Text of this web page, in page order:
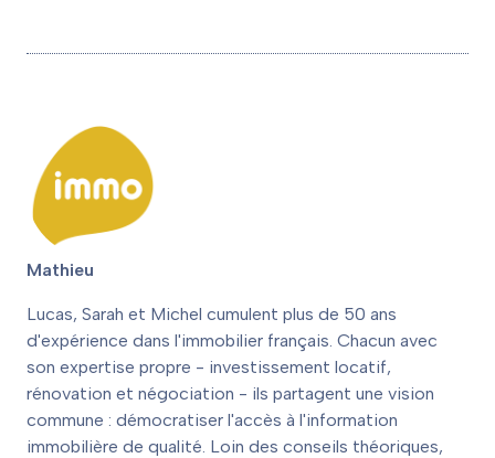
Mathieu
Lucas, Sarah et Michel cumulent plus de 50 ans
d'expérience dans l'immobilier français. Chacun avec
son expertise propre - investissement locatif,
rénovation et négociation - ils partagent une vision
commune : démocratiser l'accès à l'information
immobilière de qualité. Loin des conseils théoriques,